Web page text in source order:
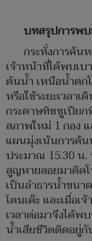
บทสรุปการพบ
กระทั่งการค้น
เจ้าหน้าที่ได้พบเบ
ต้นน้ำ เหนือน้ำตก
หรือใช้ระยะเวลา
กระดาษทิชชูเปียก
สภาพใหม่ 1 กอง
แผนมุ่งเน้นการค้น
ประมาณ 15.30 น
สูญหายลอยมาติด
เป็นลำธารน้ำขน
โตนเต๊ะ และเมื่อเ
เวลาต่อมาจึงได้พ
น้ำเสียชีวิตติดอยู่